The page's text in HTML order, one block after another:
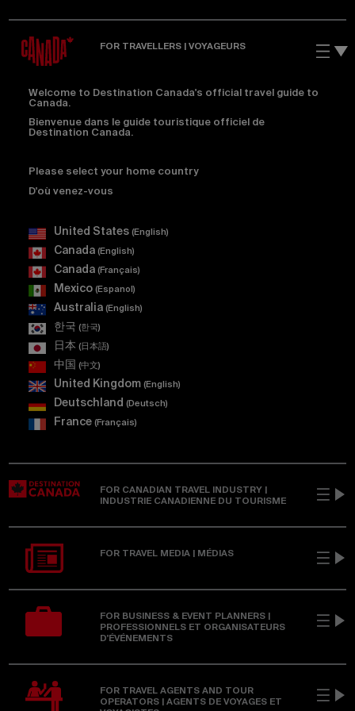
FOR TRAVELLERS | VOYAGEURS
Welcome to Destination Canada's official travel guide to
Canada.
Bienvenue dans le guide touristique officiel de
Destination Canada.
Please select your home country
D'où venez-vous
United States(English)
Canada(English)
Canada(Français)
Mexico(Espanol)
Australia(English)
한국(한국)
⽇本(⽇本語)
中国(中⽂)
United Kingdom(English)
Deutschland(Deutsch)
France(Français)
FOR CANADIAN TRAVEL INDUSTRY |
INDUSTRIE CANADIENNE DU TOURISME
FOR TRAVEL MEDIA | MÉDIAS
FOR BUSINESS & EVENT PLANNERS |
PROFESSIONNELS ET ORGANISATEURS
D'ÉVÉNEMENTS
FOR TRAVEL AGENTS AND TOUR
OPERATORS | AGENTS DE VOYAGES ET